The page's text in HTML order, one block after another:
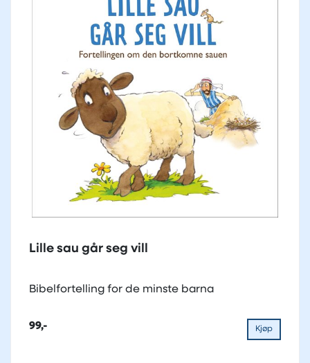
Lille sau går seg vill
Bibelfortelling for de minste barna
99,- Kjøp